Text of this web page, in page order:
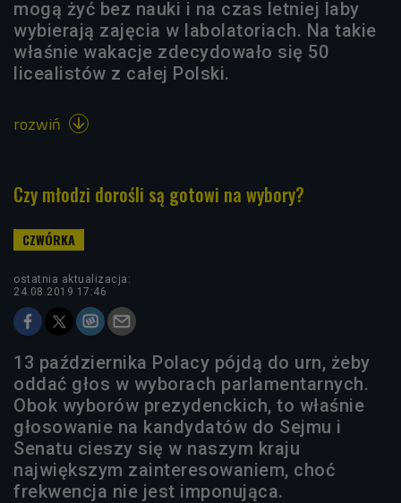
mogą żyć bez nauki i na czas letniej laby
wybierają zajęcia w labolatoriach. Na takie
właśnie wakacje zdecydowało się 50
licealistów z całej Polski.
rozwiń 
Czy młodzi dorośli są gotowi na wybory?
ostatnia aktualizacja:
24.08.2019 17:46
13 października Polacy pójdą do urn, żeby
oddać głos w wyborach parlamentarnych.
Obok wyborów prezydenckich, to właśnie
głosowanie na kandydatów do Sejmu i
Senatu cieszy się w naszym kraju
największym zainteresowaniem, choć
frekwencja nie jest imponująca.